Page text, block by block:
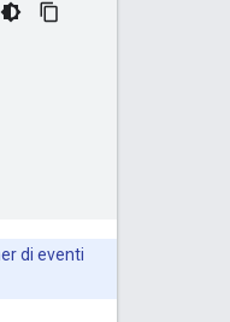
di eventi